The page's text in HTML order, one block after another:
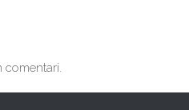
comentari.